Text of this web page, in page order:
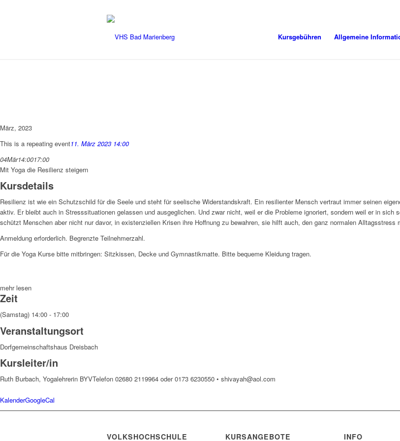
Kursgebühren Allgemeine
März, 2023
This is a repeating event11. März 2023 14:00
04Mär14:0017:00
Mit Yoga die Resilienz steigern
Kursdetails
Resilienz ist wie ein Schutzschild für die Seele und steht für seelische Widerstandskraft. Ein resilienter Mensch vertraut immer seinen
aktiv. Er bleibt auch in Stresssituationen gelassen und ausgeglichen. Und zwar nicht, weil er die Probleme ignoriert, sondern weil er in
schützt Menschen aber nicht nur davor, in existenziellen Krisen ihre Hoffnung zu bewahren, sie hilft auch, den ganz normalen
Anmeldung erforderlich. Begrenzte Teilnehmerzahl.
Für die Yoga Kurse bitte mitbringen: Sitzkissen, Decke und Gymnastikmatte. Bitte bequeme Kleidung tragen.
mehr lesen
Zeit
(Samstag) 14:00 - 17:00
Veranstaltungsort
Dorfgemeinschaftshaus Dreisbach
Kursleiter/in
Ruth Burbach, Yogalehrerin BYVTelefon 02680 2119964 oder 0173 6230550 • shivayah@aol.com
KalenderGoogleCal
VOLKSHOCHSCHULE KURSANGEBOTE INFO